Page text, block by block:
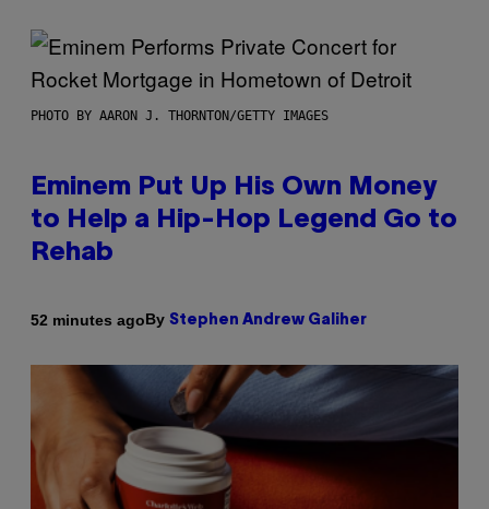
PHOTO BY AARON J. THORNTON/GETTY IMAGES
Eminem Put Up His Own Money
to Help a Hip-Hop Legend Go to
Rehab
52 minutes agoBy Stephen Andrew Galiher